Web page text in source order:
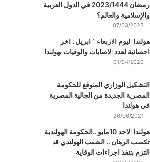
رمضان 2023/1444 في الدول العربية
والإسلامية والعالم؟
07/03/2023
هولندا اليوم الاربعاء 1 ابريل : اخر
احصائية لعدد الاصابات والوفيات بهولندا
01/04/2020
التشكيل الوزاري المتوقع للحكومة
المصرية الجديدة من الجالية المصرية
في هولندا
26/06/2021
هولندا الاحد 10مايو ..الحكومة الهولندية
تكسب الرهان .. الشعب الهولندي قد
التزم بتنفذ اجراءات الوقاية